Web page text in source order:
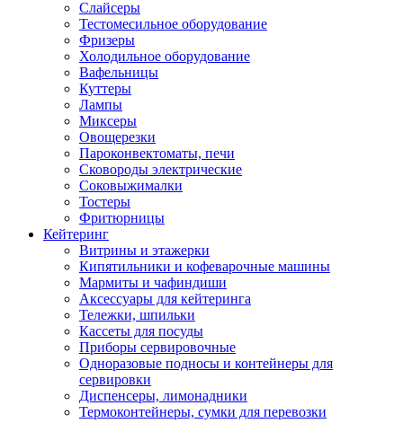
Слайсеры
Тестомесильное оборудование
Фризеры
Холодильное оборудование
Вафельницы
Куттеры
Лампы
Миксеры
Овощерезки
Пароконвектоматы, печи
Сковороды электрические
Соковыжималки
Тостеры
Фритюрницы
Кейтеринг
Витрины и этажерки
Кипятильники и кофеварочные машины
Мармиты и чафиндиши
Аксессуары для кейтеринга
Тележки, шпильки
Кассеты для посуды
Приборы сервировочные
Одноразовые подносы и контейнеры для
сервировки
Диспенсеры, лимонадники
Термоконтейнеры, сумки для перевозки